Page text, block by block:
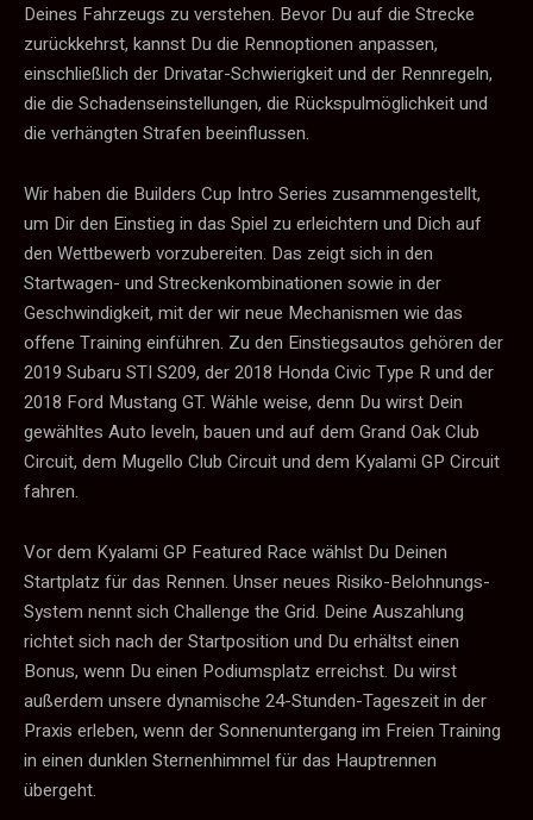
Deines Fahrzeugs zu verstehen. Bevor Du auf die Strecke
zurückkehrst, kannst Du die Rennoptionen anpassen,
einschließlich der Drivatar-Schwierigkeit und der Rennregeln,
die die Schadenseinstellungen, die Rückspulmöglichkeit und
die verhängten Strafen beeinflussen.
Wir haben die Builders Cup Intro Series zusammengestellt,
um Dir den Einstieg in das Spiel zu erleichtern und Dich auf
den Wettbewerb vorzubereiten. Das zeigt sich in den
Startwagen- und Streckenkombinationen sowie in der
Geschwindigkeit, mit der wir neue Mechanismen wie das
offene Training einführen. Zu den Einstiegsautos gehören der
2019 Subaru STI S209, der 2018 Honda Civic Type R und der
2018 Ford Mustang GT. Wähle weise, denn Du wirst Dein
gewähltes Auto leveln, bauen und auf dem Grand Oak Club
Circuit, dem Mugello Club Circuit und dem Kyalami GP Circuit
fahren.
Vor dem Kyalami GP Featured Race wählst Du Deinen
Startplatz für das Rennen. Unser neues Risiko-Belohnungs-
System nennt sich Challenge the Grid. Deine Auszahlung
richtet sich nach der Startposition und Du erhältst einen
Bonus, wenn Du einen Podiumsplatz erreichst. Du wirst
außerdem unsere dynamische 24-Stunden-Tageszeit in der
Praxis erleben, wenn der Sonnenuntergang im Freien Training
in einen dunklen Sternenhimmel für das Hauptrennen
übergeht.